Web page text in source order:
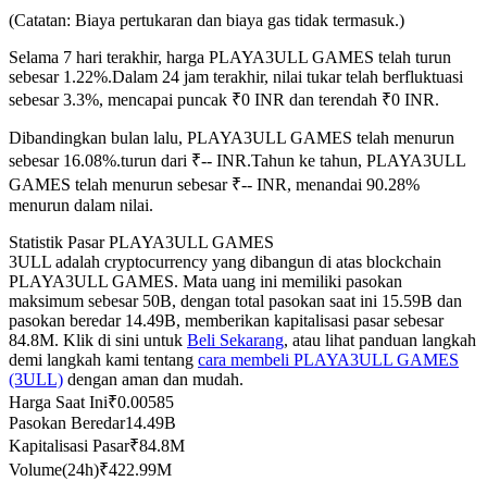
USDC Berjangka
Kontrak berjangka menggunakan USDC sebagai jaminannya
Copy Trading
Bergabunglah dengan pedagang top
(Catatan: Biaya pertukaran dan biaya gas tidak termasuk.)
Selama 7 hari terakhir, harga PLAYA3ULL GAMES telah turun
sebesar 1.22%.Dalam 24 jam terakhir, nilai tukar telah berfluktuasi
sebesar 3.3%, mencapai puncak ₹0 INR dan terendah ₹0 INR.
Dibandingkan bulan lalu, PLAYA3ULL GAMES telah menurun
sebesar 16.08%.turun dari ₹-- INR.Tahun ke tahun, PLAYA3ULL
GAMES telah menurun sebesar ₹-- INR, menandai 90.28%
menurun dalam nilai.
Statistik Pasar PLAYA3ULL GAMES
3ULL adalah cryptocurrency yang dibangun di atas blockchain
PLAYA3ULL GAMES. Mata uang ini memiliki pasokan
maksimum sebesar 50B, dengan total pasokan saat ini 15.59B dan
pasokan beredar 14.49B, memberikan kapitalisasi pasar sebesar
84.8M. Klik di sini untuk Beli Sekarang, atau lihat panduan langkah
demi langkah kami tentang cara membeli PLAYA3ULL GAMES
(3ULL) dengan aman dan mudah.
Harga Saat Ini₹0.00585
Pasokan Beredar14.49B
Kapitalisasi Pasar₹84.8M
Volume(24h)₹422.99M